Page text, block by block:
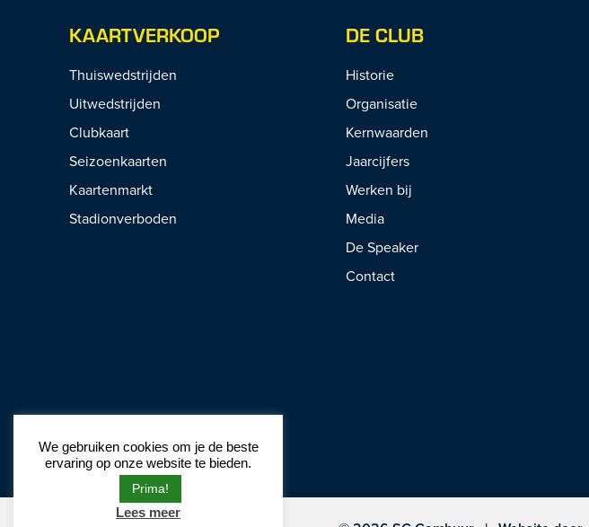
KAARTVERKOOP
Thuiswedstrijden
Uitwedstrijden
Clubkaart
Seizoenkaarten
Kaartenmarkt
Stadionverboden
DE CLUB
Historie
Organisatie
Kernwaarden
Jaarcijfers
Werken bij
Media
De Speaker
Contact
We gebruiken cookies om je de beste
ervaring op onze website te bieden.
Prima!
Lees meer